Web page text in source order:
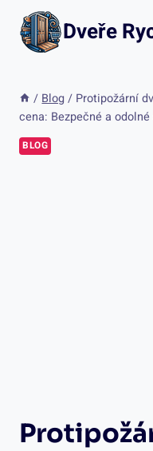
Přeskočit
obsah
Dveře
/ Blog / Protipožární
cena: Bezpečné a odolné
BLOG